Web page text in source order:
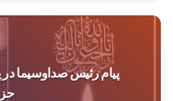
پیام رئیس صداوسیما